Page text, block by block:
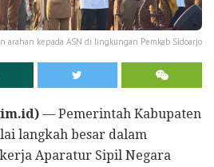
arahan kepada ASN di lingkungan Pemkab Sidoarjo
— Pemerintah Kabupaten
langkah besar dalam
Aparatur Sipil Negara